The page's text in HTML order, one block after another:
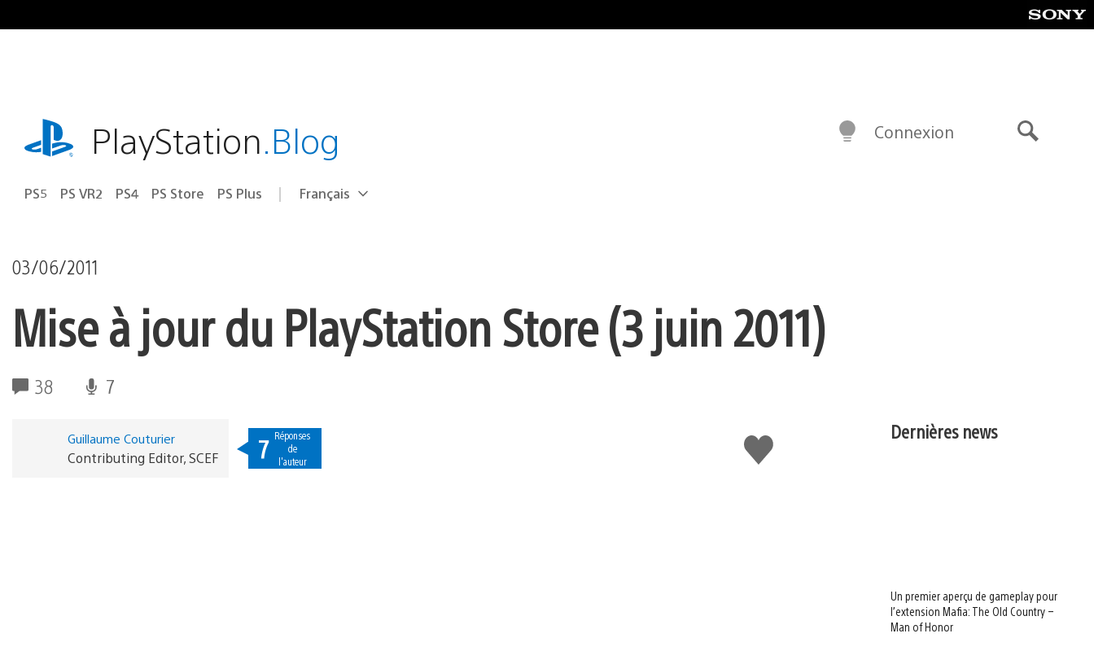
au
playstation.comPlayStation.Blog
PS5 PS VR2 PS4 PS Store PS Plus Choisir
Région
Français
Connexion
03/06/2011
Mise à jour du PlayStation Store (3 juin 2011)
38 7
J'aime
Guillaume Couturier
Contributing Editor, SCEF 7 Réponses
de
l'auteur
Dernières news
Un premier aperçu de gameplay pour
l’extension Mafia: The Old Country –
Man of Honor